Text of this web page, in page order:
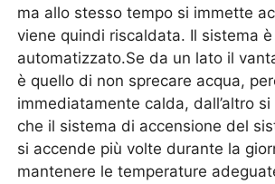
ma allo stesso tempo si immette
viene quindi riscaldata. Il sistema
automatizzato.Se da un lato il
è quello di non sprecare acqua,
immediatamente calda, dall’altro
che il sistema di accensione del
si accende più volte durante la
mantenere le temperature